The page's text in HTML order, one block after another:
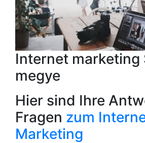
Internet marketing
megye
Hier sind Ihre
Fragen zum
Marketing